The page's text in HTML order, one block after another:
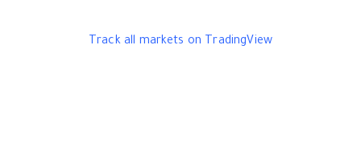
Track all markets on TradingView